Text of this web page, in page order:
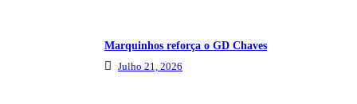
Marquinhos reforça o GD Chaves
Julho 21, 2026